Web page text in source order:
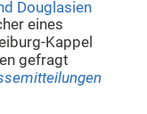
Douglasien
eines
Kappel
gefragt